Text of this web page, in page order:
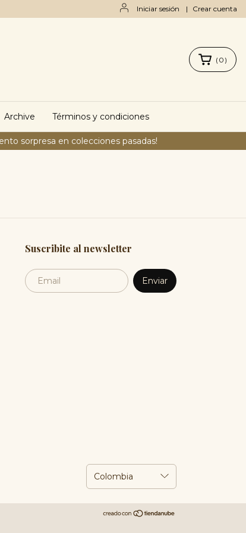
Iniciar sesión | Crear cuenta
sorpresa en colecciones pasadas!
( 0 )
Archive Términos y condiciones
Suscribite al newsletter